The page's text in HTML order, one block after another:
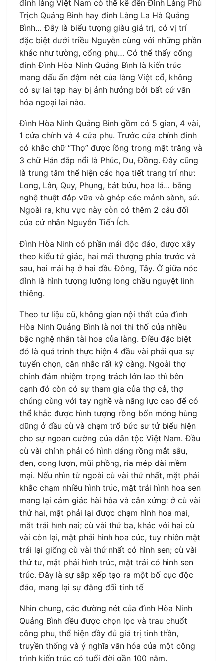
đình làng Việt Nam có thể kể đến Đình Làng Phù
Trịch Quảng Bình hay đình Làng La Hà Quảng
Bình… Đây là biểu tượng giàu giá trị, có vị trí
đặc biệt dưới triều Nguyễn cùng với những phần
khác như tường, cổng phụ… Có thể thấy cổng
đình Đình Hòa Ninh Quảng Bình là kiến trúc
mang dấu ấn đậm nét của làng Việt cổ, không
có sự lai tạp hay bị ảnh hưởng bởi bất cứ văn
hóa ngoại lai nào.
Đình Hòa Ninh Quảng Bình gồm có 5 gian, 4 vài,
1 cửa chính và 4 cửa phụ. Trước cửa chính đình
có khắc chữ “Thọ” được lồng trong mặt trăng và
3 chữ Hán đắp nổi là Phúc, Du, Đồng. Đây cũng
là trung tâm thể hiện các họa tiết trang trí như:
Long, Lân, Quy, Phụng, bát bửu, hoa lá… bằng
nghệ thuật đắp vữa và ghép các mảnh sành, sứ.
Ngoài ra, khu vực này còn có thêm 2 câu đối
của cử nhân Nguyễn Tiến Ích.
Đình Hòa Ninh có phần mái độc đáo, được xây
theo kiểu tứ giác, hai mái thượng phía trước và
sau, hai mái hạ ở hai đầu Đông, Tây. Ở giữa nóc
đình là hình tượng lưỡng long chầu nguyệt linh
thiêng.
Theo tư liệu cũ, không gian nội thất của đình
Hòa Ninh Quảng Bình là nơi thi thố của nhiều
bậc nghệ nhân tài hoa của làng. Điều đặc biệt
đó là quá trình thực hiện 4 đầu vài phải qua sự
tuyển chọn, cân nhắc rất kỹ càng. Ngoài thợ
chính đảm nhiệm trọng trách lớn lao thì bên
cạnh đó còn có sự tham gia của thợ cả, thợ
chúng cùng với tay nghề và năng lực cao để có
thể khắc được hình tượng rồng bốn móng hùng
dũng ở đầu cù và chạm trổ bức sư tử biểu hiện
cho sự ngoan cường của dân tộc Việt Nam. Đầu
cù vài chính phải có hình dáng rồng mắt sâu,
đen, cong lượn, mũi phồng, ria mép dài mềm
mại. Nếu nhìn từ ngoài cù vài thứ nhất, mặt phải
khắc chạm nhiều hình trúc, mặt trái hình hoa sen
mang lại cảm giác hài hòa và cân xứng; ở cù vài
thứ hai, mặt phải lại được chạm hình hoa mai,
mặt trái hình nai; cù vài thứ ba, khác với hai cù
vài còn lại, mặt phải hình hoa cúc, tuy nhiên mặt
trái lại giống cù vài thứ nhất có hình sen; cù vài
thứ tư, mặt phải hình trúc, mặt trái có hình sen
trúc. Đây là sự sắp xếp tạo ra một bố cục độc
đáo, mang lại sự đăng đối tinh tế
Nhìn chung, các đường nét của đình Hòa Ninh
Quảng Bình đều được chọn lọc và trau chuốt
công phu, thể hiện đầy đủ giá trị tinh thần,
truyền thống và ý nghĩa văn hóa của một công
trình kiến trúc có tuổi đời gần 100 năm.